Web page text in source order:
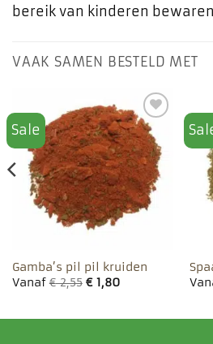
bereik van kinderen
VAAK SAMEN BESTELD MET
Sale
Toevoegen
aan
favorieten
Gamba’s pil pil kruiden
Vanaf€2,55 €1,80